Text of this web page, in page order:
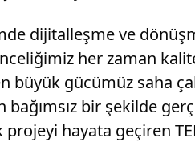
dijitalleşme ve
her zaman
gücümüz saha
bir şekilde
hayata geçiren